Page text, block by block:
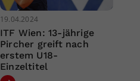
19.04.2024
ITF Wien: 13-jährige
Pircher greift nach
erstem U18-
Einzeltitel